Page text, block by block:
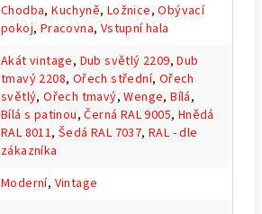
Chodba,Kuchyně, Ložnice,Obývací
pokoj, Pracovna, Vstupní hala
Akát vintage, Dub světlý 2209,Dub
tmavý 2208, Ořech střední, Ořech
světlý,Ořech tmavý,Wenge,Bílá,
Bílá s patinou,Černá RAL 9005, Hnědá
RAL 8011,Šedá RAL 7037,RAL - dle
zákazníka
Moderní, Vintage